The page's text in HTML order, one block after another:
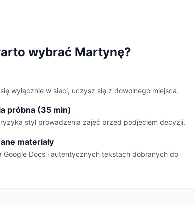
wybrać Martynę?
wyłącznie w sieci, uczysz się z dowolnego miejsca.
próbna (35 min)
styl prowadzenia zajęć przed podjęciem decyzji.
materiały
Google Docs i autentycznych tekstach dobranych do